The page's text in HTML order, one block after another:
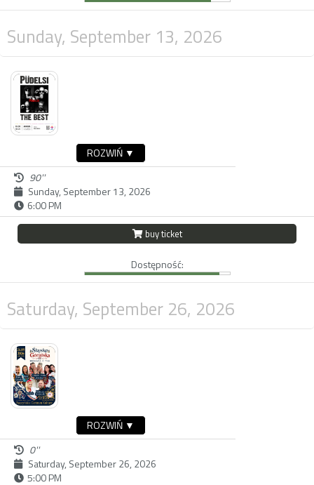
Sunday, September 13, 2026
ROZWIŃ ▼
90''
Sunday, September 13, 2026
6:00 PM
buy ticket
Dostępność:
Saturday, September 26, 2026
ROZWIŃ ▼
0''
Saturday, September 26, 2026
5:00 PM